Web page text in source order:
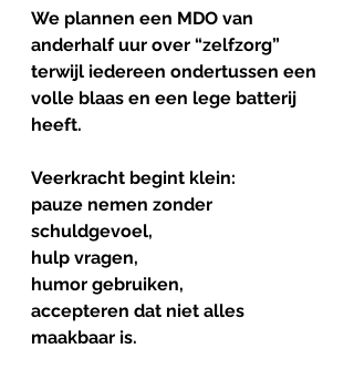
We plannen een MDO van
anderhalf uur over “zelfzorg”
terwijl iedereen ondertussen een
volle blaas en een lege batterij
heeft.
Veerkracht begint klein:
pauze nemen zonder
schuldgevoel,
hulp vragen,
humor gebruiken,
accepteren dat niet alles
maakbaar is.